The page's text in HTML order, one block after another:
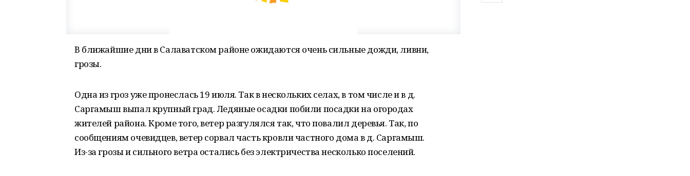
В ближайшие дни в Салаватском районе ожидаются очень сильные дожди, ливни,
грозы.
Одна из гроз уже пронеслась 19 июля. Так в нескольких селах, в том числе и в д.
Саргамыш выпал крупный град. Ледяные осадки побили посадки на огородах
жителей района. Кроме того, ветер разгулялся так, что повалил деревья. Так, по
сообщениям очевидцев, ветер сорвал часть кровли частного дома в д. Саргамыш.
Из-за грозы и сильного ветра остались без электричества несколько поселений.